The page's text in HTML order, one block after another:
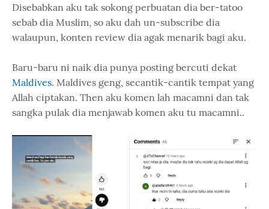
Disebabkan aku tak sokong perbuatan dia ber-tatoo
sebab dia Muslim, so aku dah un-subscribe dia
walaupun, konten review dia agak menarik bagi aku.
Baru-baru ni naik dia punya posting bercuti dekat
Maldives. Maldives geng, secantik-cantik tempat yang
Allah ciptakan. Then aku komen lah macamni dan tak
sangka pulak dia menjawab komen aku tu macamni..